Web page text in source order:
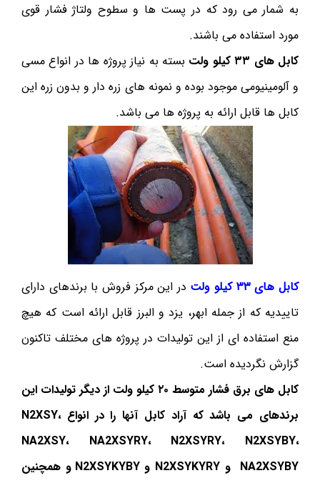
به شمار می رود که در پست ها و سطوح ولتاژ فشار قوی
مورد استفاده می باشند.
کابل های ۳۳ کیلو ولت
بسته به نیاز پروژه ها در انواع مسی
و آلومینیومی موجود بوده و نمونه های زره دار و بدون زره این
کابل ها قابل ارائه به پروژه ها می باشد.
کابل های ۳۳ کیلو ولت
در این مرکز فروش با برندهای دارای
تاییدیه که از جمله ابهر، یزد و البرز قابل ارائه است که هیچ
منع استفاده ای از این تولیدات در پروژه های مختلف تاکنون
گزارش نگردیده است.
کابل های برق فشار متوسط ۲۰ کیلو ولت از دیگر تولیدات این
برندهای می باشد که آراد کابل آنها را در انواع N2XSY،
NA2XSY، NA2XSYRY، N2XSYRY، N2XSYBY،
NA2XSYBY و N2XSYKYRY و N2XSYKYBY و همچنین